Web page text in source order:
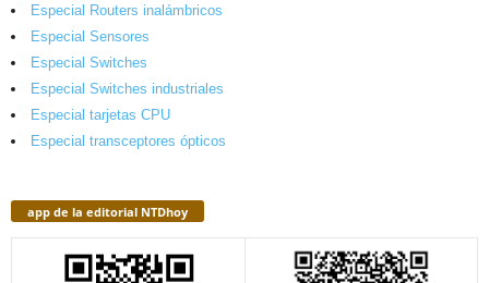
Especial Routers inalámbricos
Especial Sensores
Especial Switches
Especial Switches industriales
Especial tarjetas CPU
Especial transceptores ópticos
app de la editorial NTDhoy